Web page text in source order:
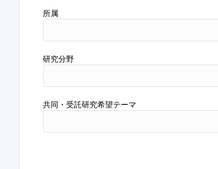
所属
研究分野
共同・受託研究希望テーマ